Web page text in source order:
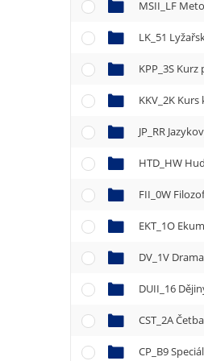
MSII_LF
LK_51
KPP_3S
KKV_2K
JP_RR
HTD_HW
FII_0W
EKT_1O
DV_1V
DUII_16
CST_2A
CP_B9